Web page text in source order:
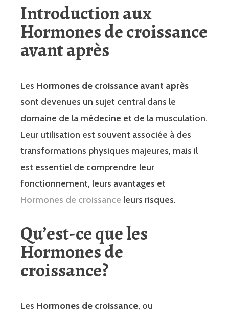
Introduction aux
Hormones de croissance
avant après
Les Hormones de croissance avant après
sont devenues un sujet central dans le
domaine de la médecine et de la musculation.
Leur utilisation est souvent associée à des
transformations physiques majeures, mais il
est essentiel de comprendre leur
fonctionnement, leurs avantages et
Hormones de croissance leurs risques.
Qu’est-ce que les
Hormones de
croissance?
Les Hormones de croissance, ou